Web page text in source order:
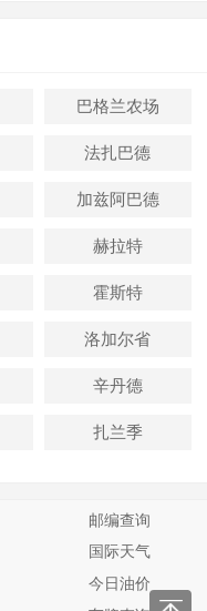
巴格兰农场
法扎巴德
加兹阿巴德
赫拉特
霍斯特
洛加尔省
辛丹德
扎兰季
邮编查询
国际天气
今日油价